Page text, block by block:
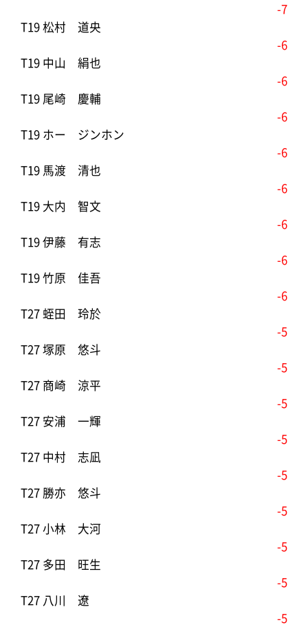
-7
T19 松村 道央
-6
T19 中山 絹也
-6
T19 尾崎 慶輔
-6
T19 ホー ジンホン
-6
T19 馬渡 清也
-6
T19 大内 智文
-6
T19 伊藤 有志
-6
T19 竹原 佳吾
-6
T27 蛭田 玲於
-5
T27 塚原 悠斗
-5
T27 商崎 涼平
-5
T27 安浦 一輝
-5
T27 中村 志凪
-5
T27 勝亦 悠斗
-5
T27 小林 大河
-5
T27 多田 旺生
-5
T27 八川 遼
-5